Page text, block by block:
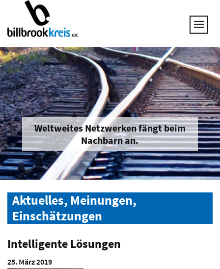
Weltweites Netzwerken fängt beim
Nachbarn an.
UNSERE THEMEN
25 JAHRE NETZWERK
GESPRÄCHSKREISE
UNTERNEHMEN & BRANCHEN
JOB & QUALIFIZIERUNG
BRANCHENINFOS
MITGLIED WERDEN
Aktuelles, Meinungen,
Einschätzungen
Intelligente Lösungen
25. März 2019